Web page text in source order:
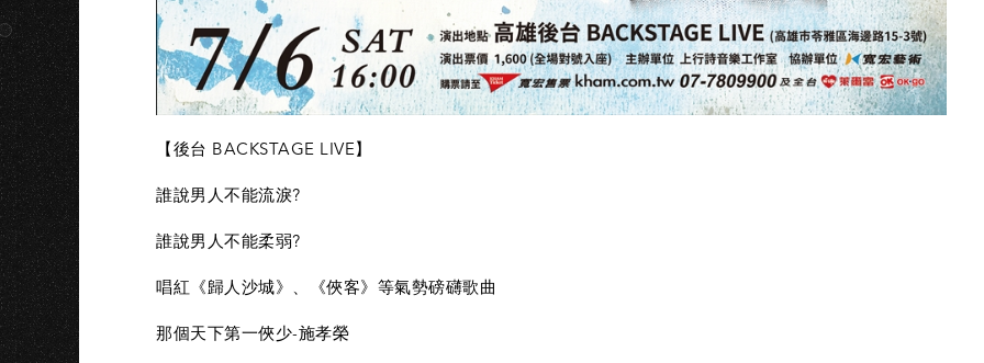
【後台 BACKSTAGE LIVE】
誰說男人不能流淚?
誰說男人不能柔弱?
唱紅《歸人沙城》、《俠客》等氣勢磅礴歌曲
那個天下第一俠少-施孝榮